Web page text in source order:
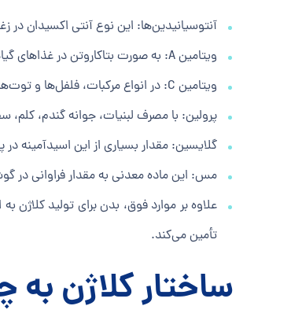
آنتوسیانیدین‌ها: این نوع آنتی اکسیدان
ویتامین A: به صورت بتاکاروتن در غذاهای گیاهی و غذاهایی که شامل گوشت حیوانات می‌شوند، وجود دارد.
ویتامین C: در انواع مرکبات، فلفل‌ها و توت‌ها به فراوانی وجود دارد.
پرولین: با مصرف لبنیات، جوانه گندم، کلم،
گلایسین: مقدار بسیاری از این اسیدآمینه
مس: این ماده معدنی به مقدار فراوانی در
علاوه بر موارد فوق، بدن برای تولید کلاژن
تأمین می‌کند.
ساختار کلاژن